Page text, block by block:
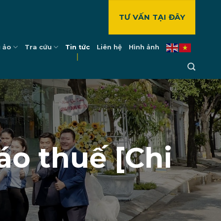
TƯ VẤN TẠI ĐÂY
ảo Tra cứu Tin tức Liên hệ Hình ảnh
thuế [Chi